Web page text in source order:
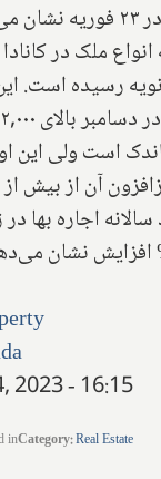
تحقیقات منتشره در
در ژانویه رسیده
۲,۰۰۰ دلار بود.
است ولی این
آن از بیش
اجاره بها
2023 - 16:15
inCategory:Real Estate